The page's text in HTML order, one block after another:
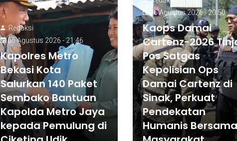
Redaksi
06 Agustus 2026 - 21:46
Kapolres Metro
Bekasi Kota
Salurkan 140 Paket
Sembako Bantuan
Kapolda Metro Jaya
kepada Pemulung di
06 Agustus 2026 - 20:50
Kaops Damai
Cartenz-2026
Pos Satgas
Kepolisian Ops
Damai Cartenz di
Sinak, Perkuat
Pendekatan
Humanis